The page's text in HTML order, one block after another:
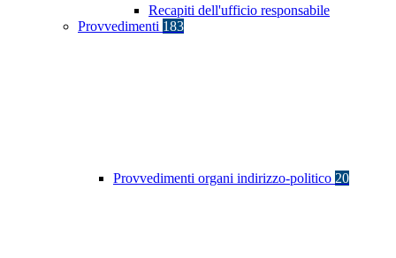
Recapiti dell'ufficio responsabile
Provvedimenti 183
Provvedimenti organi indirizzo-politico 20